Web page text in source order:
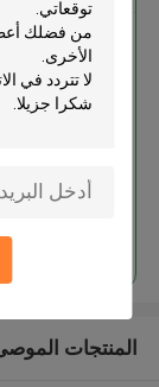
المنتجات